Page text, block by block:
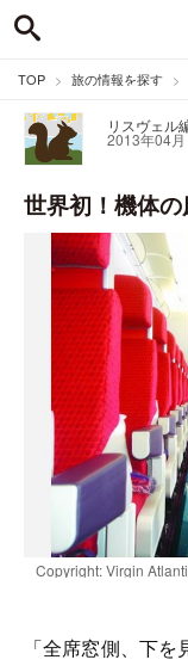
TOP 旅の情報を探す
リスヴェル
2013年04月
世界初！機体
Copyright: Virgin
「全席窓側、下を